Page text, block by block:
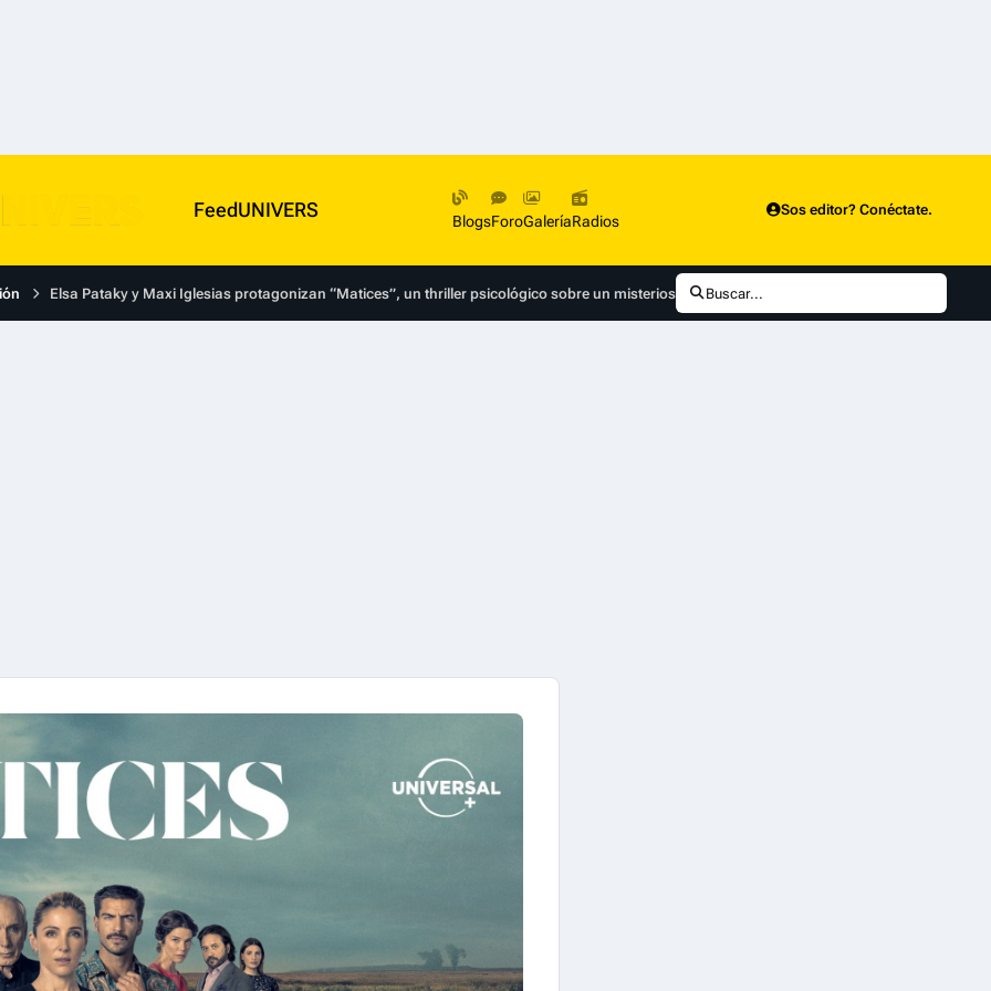
FeedUNIVERS BlogsForoGaleríaRadios
Sos editor? Conéctate.
Elsa Pataky y Maxi Iglesias protagonizan “Matices”, un thriller psicológico sobre un misterioso asesinato, por Universal+
Buscar...